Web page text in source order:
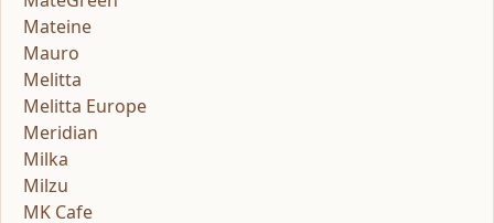
Mateine
Mauro
Melitta
Melitta Europe
Meridian
Milka
Milzu
MK Cafe